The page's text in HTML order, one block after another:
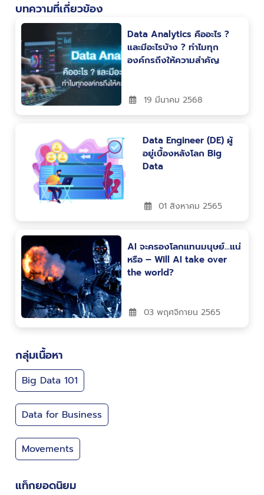
บทความที่เกี่ยวข้อง
Data Analytics คืออะไร ?
และมีอะไรบ้าง ? ทำไมทุก
องค์กรถึงให้ความสำคัญ
19 มีนาคม 2568
Data Engineer (DE) ผู้
อยู่เบื้องหลังโลก Big
Data
01 สิงหาคม 2565
AI จะครองโลกแทนมนุษย์…แน่
หรือ – Will AI take over
the world?
03 พฤศจิกายน 2565
กลุ่มเนื้อหา
Big Data 101
Data for Business
Movements
แท็กยอดนิยม